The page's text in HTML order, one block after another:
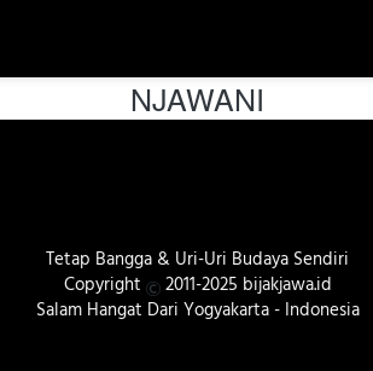
NJAWANI
Tetap Bangga & Uri-Uri Budaya Sendiri
Copyright
2011-2025 bijakjawa.id
Salam Hangat Dari Yogyakarta - Indonesia